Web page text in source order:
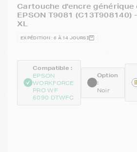
Cartouche d'encre générique
EPSON T9081 (C13T908140)
XL
EXPÉDITION : 6 À 14 JOURS
Compatible :
EPSON
WORKFORCE
PRO WF
6090 DTWFC
Option
:
Noir